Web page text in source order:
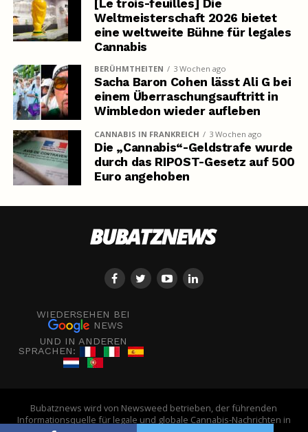
[Le trois-feuilles] Die
Weltmeisterschaft 2026 bietet
eine weltweite Bühne für legales
Cannabis
BERÜHMTHEITEN 3 Wochen ago
Sacha Baron Cohen lässt Ali G bei
einem Überraschungsauftritt in
Wimbledon wieder aufleben
CANNABIS IN FRANKREICH 3 Wochen ago
Die „Cannabis“-Geldstrafe wurde
durch das RIPOST-Gesetz auf 500
Euro angehoben
WIEDERSEHEN BEI
NEWS
UND IN ANDEREN
SPRACHEN:
Bubatznews wird von Newsweed betrieben, der führenden
Informationsquelle für legale und globale Cannabis-Nachrichten in